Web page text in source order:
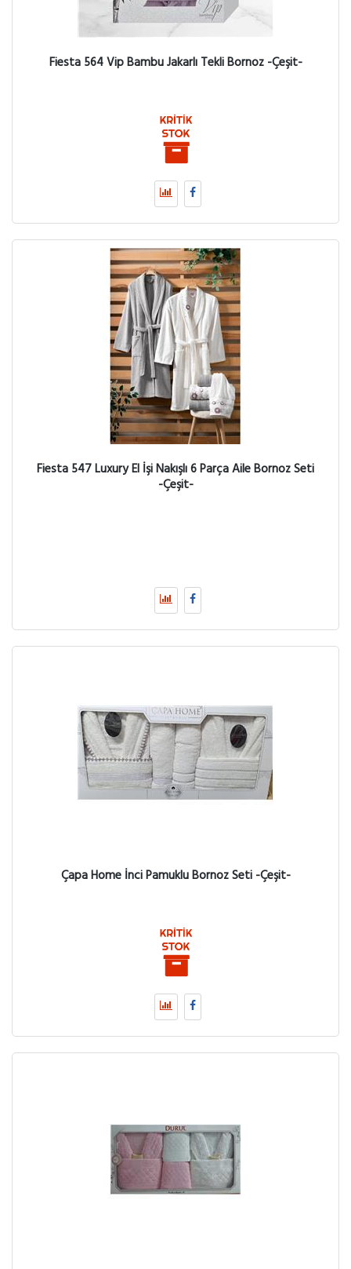
Fiesta 564 Vip Bambu Jakarlı Tekli Bornoz -Çeşit-
Fiesta 547 Luxury El İşi Nakışlı 6 Parça Aile Bornoz Seti
-Çeşit-
Çapa Home İnci Pamuklu Bornoz Seti -Çeşit-